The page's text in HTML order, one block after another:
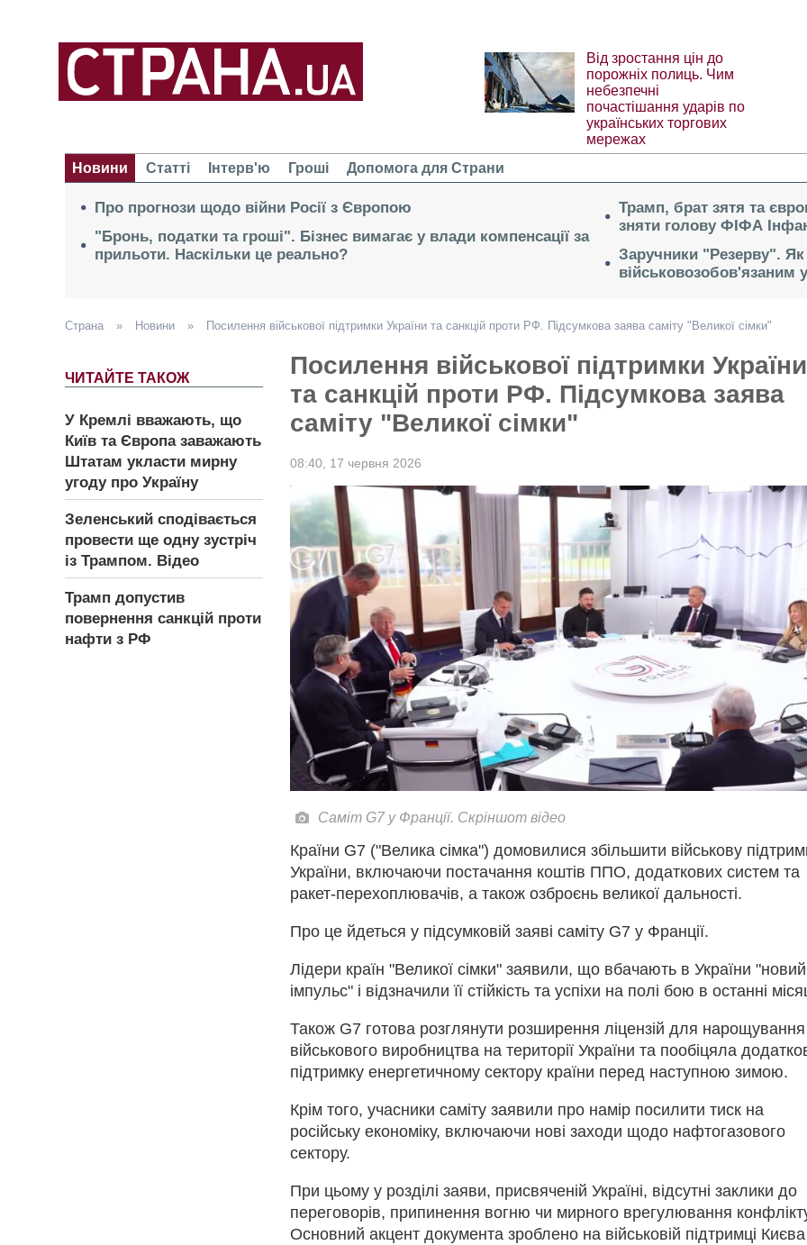
Від зростання цін до
порожніх полиць. Чим
небезпечні
почастішання ударів по
українських торгових
мережах
Новини
Статті Інтерв'ю Гроші Допомога для Страни
Про прогнози щодо війни Росії з Європою
"Бронь, податки та гроші". Бізнес вимагає у влади компенсації за
прильоти. Наскільки це реально?
Трамп, брат зятя та
зняти голову ФІФА
Заручники "Резерву".
військовозобов'язаним
Страна » Новини » Посилення військової підтримки України та санкцій проти РФ. Підсумкова заява саміту "Великої сімки"
ЧИТАЙТЕ ТАКОЖ
У Кремлі вважають, що
Київ та Європа заважають
Штатам укласти мирну
угоду про Україну
Зеленський сподівається
провести ще одну зустріч
із Трампом. Відео
Трамп допустив
повернення санкцій проти
нафти з РФ
Посилення військової підтримки України
та санкцій проти РФ. Підсумкова заява
саміту "Великої сімки"
08:40, 17 червня 2026
Саміт G7 у Франції. Скріншот відео
Країни G7 ("Велика сімка") домовилися збільшити військову
України, включаючи постачання коштів ППО, додаткових систем та
ракет-перехоплювачів, а також озброєнь великої дальності.
Про це йдеться у підсумковій заяві саміту G7 у Франції.
Лідери країн "Великої сімки" заявили, що вбачають в України "новий
імпульс" і відзначили її стійкість та успіхи на полі бою в останні
Також G7 готова розглянути розширення ліцензій для нарощування
військового виробництва на території України та пообіцяла
підтримку енергетичному сектору країни перед наступною зимою.
Крім того, учасники саміту заявили про намір посилити тиск на
російську економіку, включаючи нові заходи щодо нафтогазового
сектору.
При цьому у розділі заяви, присвяченій Україні, відсутні заклики до
переговорів, припинення вогню чи мирного врегулювання
Основний акцент документа зроблено на військовій підтримці